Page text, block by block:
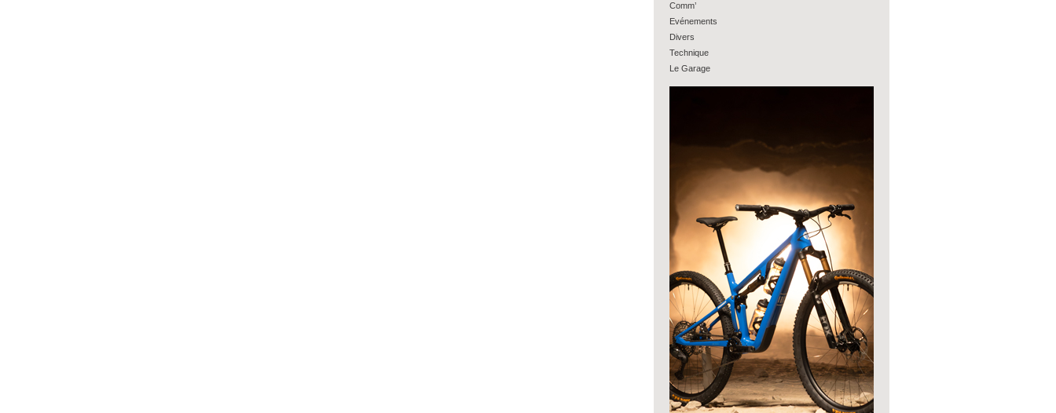
Comm’
Evénements
Divers
Technique
Le Garage